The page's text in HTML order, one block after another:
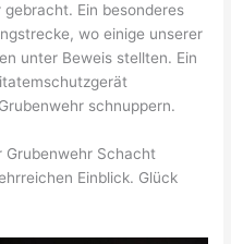
Ein besonderes
wo einige unserer
unter Beweis stellten. Ein
schnuppern.
Grubenwehr Schacht
Einblick. Glück